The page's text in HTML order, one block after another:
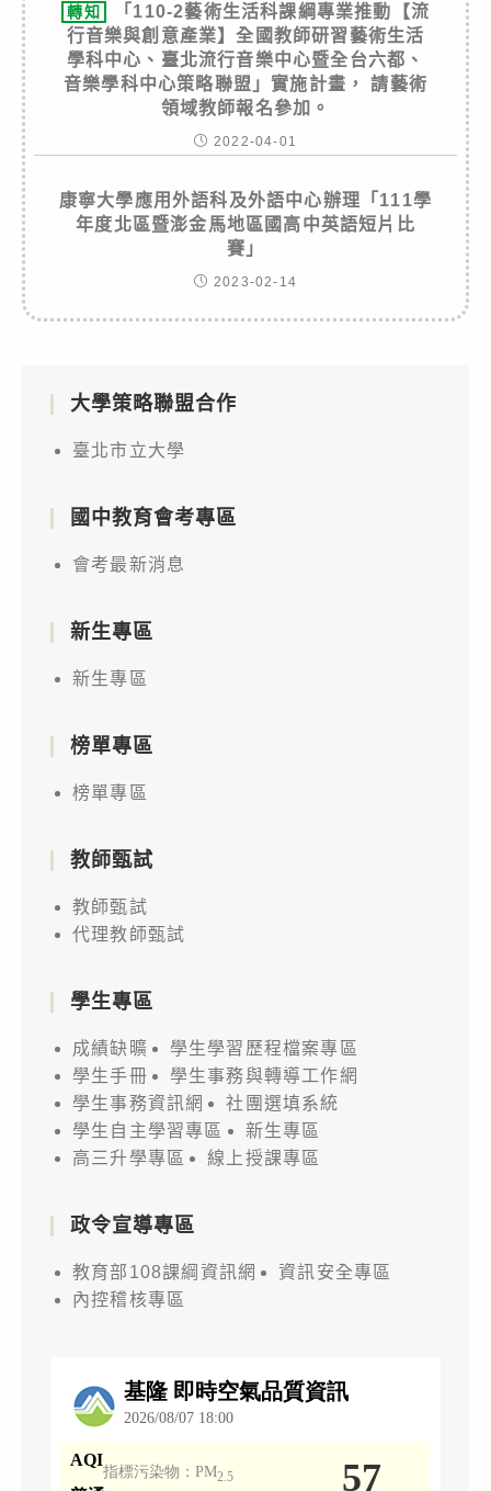
轉知
「110-2藝術生活科課綱專業推動【流
行音樂與創意產業】全國教師研習藝術生活
學科中心、臺北流行音樂中心暨全台六都、
音樂學科中心策略聯盟」實施計畫， 請藝術
領域教師報名參加。
2022-04-01
康寧大學應用外語科及外語中心辦理「111學
年度北區暨澎金馬地區國高中英語短片比
賽」
2023-02-14
大學策略聯盟合作
臺北市立大學
國中教育會考專區
會考最新消息
新生專區
新生專區
榜單專區
榜單專區
教師甄試
教師甄試
代理教師甄試
學生專區
成績缺曠
學生學習歷程檔案專區
學生手冊
學生事務與轉導工作網
學生事務資訊網
社團選填系統
學生自主學習專區
新生專區
高三升學專區
線上授課專區
政令宣導專區
教育部108課綱資訊網
資訊安全專區
內控稽核專區